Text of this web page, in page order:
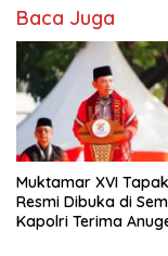
Baca Juga
Muktamar XVI
Resmi Dibuka di
Kapolri Terima